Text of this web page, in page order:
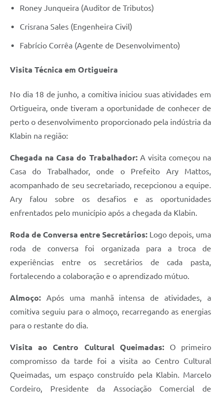
Roney Junqueira (Auditor de Tributos)
Crisrana Sales (Engenheira Civil)
Fabrício Corrêa (Agente de Desenvolvimento)
Visita Técnica em Ortigueira
No dia 18 de junho, a comitiva iniciou suas atividades em
Ortigueira, onde tiveram a oportunidade de conhecer de
perto o desenvolvimento proporcionado pela indústria da
Klabin na região:
Chegada na Casa do Trabalhador:A visita começou na
Casa do Trabalhador, onde o Prefeito Ary Mattos,
acompanhado de seu secretariado, recepcionou a equipe.
Ary falou sobre os desafios e as oportunidades
enfrentados pelo município após a chegada da Klabin.
Roda de Conversa entre Secretários: Logo depois, uma
roda de conversa foi organizada para a troca de
experiências entre os secretários de cada pasta,
fortalecendo a colaboração e o aprendizado mútuo.
Almoço: Após uma manhã intensa de atividades, a
comitiva seguiu para o almoço, recarregando as energias
para o restante do dia.
Visita ao Centro Cultural Queimadas:O primeiro
compromisso da tarde foi a visita ao Centro Cultural
Queimadas, um espaço construído pela Klabin. Marcelo
Cordeiro, Presidente da Associação Comercial de